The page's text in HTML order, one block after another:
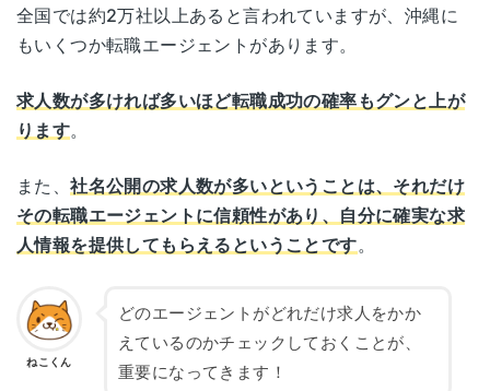
全国では約2万社以上あると言われていますが、沖縄に
もいくつか転職エージェントがあります。
求人数が多ければ多いほど転職成功の確率もグンと上が
ります。
また、社名公開の求人数が多いということは、それだけ
その転職エージェントに信頼性があり、自分に確実な求
人情報を提供してもらえるということです。
ねこくん
どのエージェントがどれだけ求人をかか
えているのかチェックしておくことが、
重要になってきます！